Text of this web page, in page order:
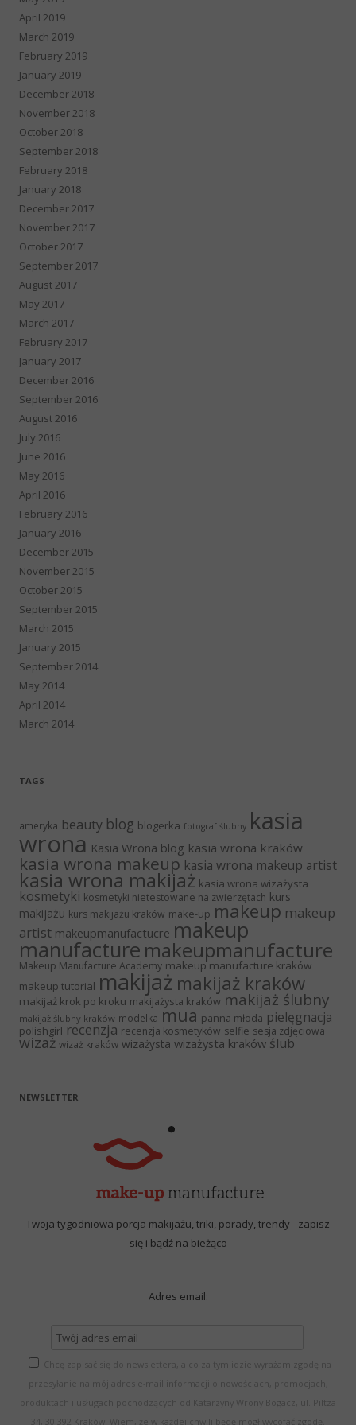
April 2019
March 2019
February 2019
January 2019
December 2018
November 2018
October 2018
September 2018
February 2018
January 2018
December 2017
November 2017
October 2017
September 2017
August 2017
May 2017
March 2017
February 2017
January 2017
December 2016
September 2016
August 2016
July 2016
June 2016
May 2016
April 2016
February 2016
January 2016
December 2015
November 2015
October 2015
September 2015
March 2015
January 2015
September 2014
May 2014
April 2014
March 2014
TAGS
ameryka beauty blog blogerka fotograf ślubny kasia
wrona Kasia Wrona blog kasia wrona kraków
kasia wrona makeup kasia wrona makeup artist
kasia wrona makijaż kasia wrona wizażysta
kosmetyki kosmetyki nietestowane na zwierzętach kurs
makijażu kurs makijażu kraków make-up makeup makeup
artist makeupmanufactucre makeup
manufacture makeupmanufacture
Makeup Manufacture Academy makeup manufacture kraków
makeup tutorial makijaż makijaż kraków
makijaż krok po kroku makijażysta kraków makijaż ślubny
makijaż ślubny kraków modelka mua panna młoda pielęgnacja
polishgirl recenzja recenzja kosmetyków selfie sesja zdjęciowa
wizaż wizaż kraków wizażysta wizażysta kraków ślub
NEWSLETTER
Twoja tygodniowa porcja makijażu, triki, porady, trendy - zapisz
się i bądź na bieżąco
Adres email:
Chcę zapisać się do newslettera, a co za tym idzie wyrażam zgodę na
przesyłanie na mój adres e-mail informacji o nowościach, promocjach,
produktach i usługach pochodzących od Katarzyny Wrony-Bogacz, ul. Piltza
34, 30-392 Kraków. Wiem, że w każdej chwili będę mógł wycofać zgodę.